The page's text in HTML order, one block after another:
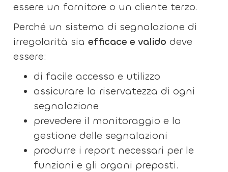
essere un fornitore o un cliente terzo.
Perché un sistema di segnalazione di
irregolarità siaefficace e valido deve
essere:
di facile accesso e utilizzo
assicurare la riservatezza di ogni
segnalazione
prevedere il monitoraggio e la
gestione delle segnalazioni
produrre i report necessari per le
funzioni e gli organi preposti.